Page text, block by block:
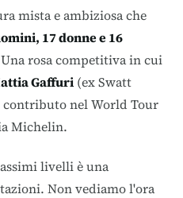
mista e ambiziosa che
17 donne e 16
rosa competitiva in cui
Gaffuri (ex Swatt
contributo nel World Tour
Michelin.
livelli è una
Non vediamo l'ora